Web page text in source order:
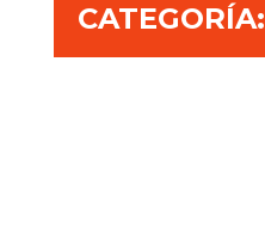
CATEGORÍA: